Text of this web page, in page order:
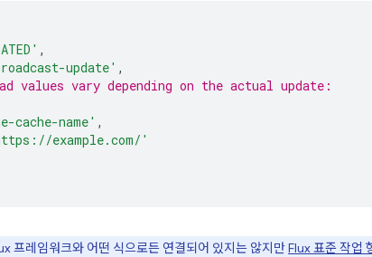
,
update' ,
values vary depending on the actual update:
cache-name' ,
example.com/'
프레임워크와 어떤 식으로든 연결되어 있지는 않지만Flux 표준 작업